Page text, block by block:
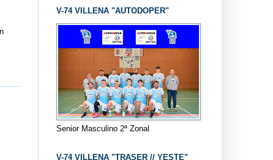
V-74 VILLENA "AUTODOPER"
Senior Masculino 2ª Zonal
V-74 VILLENA "TRASER // YESTE"